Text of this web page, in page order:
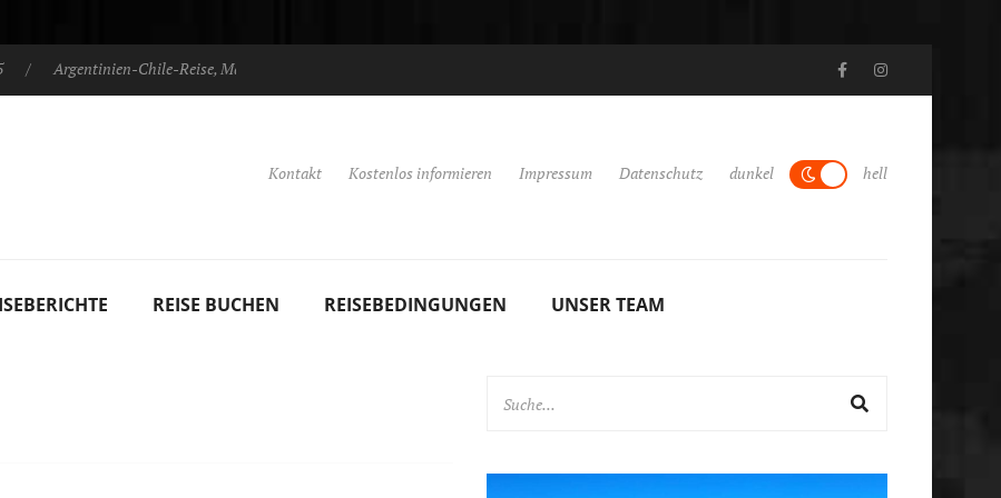
Argentinien-Chile-Reise, März 2025 Argentinien: Nordwesten, Patagonien und Misiones
dunkel hell
Kontakt Kostenlos informieren Impressum Datenschutz
REISE BUCHEN REISEBEDINGUNGEN UNSER TEAM